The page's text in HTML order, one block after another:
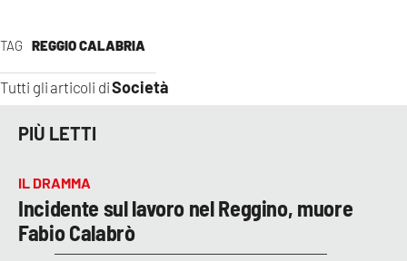
TAG REGGIO CALABRIA
Tutti gli articoli diSocietà
PIÙ LETTI
IL DRAMMA
Incidente sul lavoro nel Reggino, muore
Fabio Calabrò